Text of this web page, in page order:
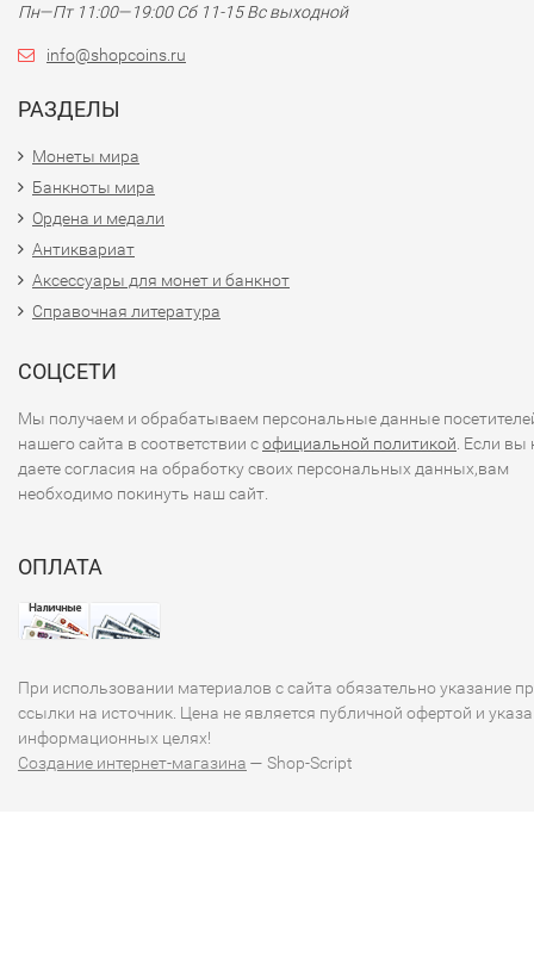
Пн—Пт 11:00—19:00 Сб 11-15 Вс выходной
info@shopcoins.ru
РАЗДЕЛЫ
Монеты мира
Банкноты мира
Ордена и медали
Антиквариат
Аксессуары для монет и банкнот
Справочная литература
СОЦСЕТИ
Мы получаем и обрабатываем персональные данные
нашего сайта в соответствии софициальной политикой . Если вы
даете согласия на обработку своих персональных данных,вам
необходимо покинуть наш сайт.
ОПЛАТА
При использовании материалов с сайта обязательно указание
ссылки на источник. Цена не является публичной офертой и
информационных целях!
Создание интернет-магазина — Shop-Script